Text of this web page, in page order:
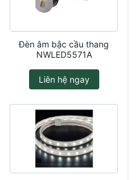
Đèn âm bậc cầu thang
NWLED5571A
Liên hệ ngay